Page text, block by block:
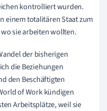
kontrolliert wurden.
einem totalitären Staat zum
sie arbeiten wollten.
der bisherigen
die Beziehungen
den Beschäftigten
of Work kündigen
Arbeitsplätze, weil sie